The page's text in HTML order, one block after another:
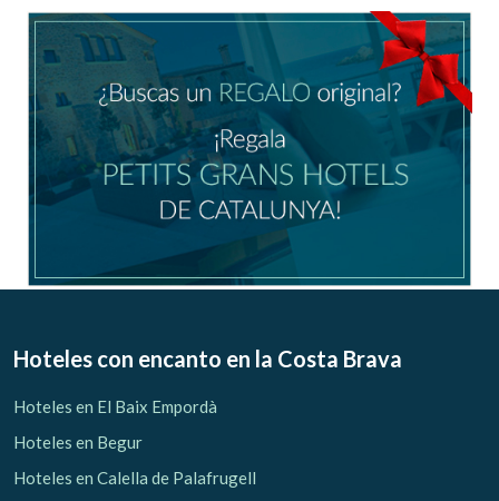
Ubicación/nombre del hotel
CA ES EN
Hoteles con encanto en la Costa Brava
Hoteles en El Baix Empordà
Hoteles en Begur
Hoteles en Calella de Palafrugell
Modificar cookies
Si continua navegando, supone la aceptación de la
de configurar su navegador pudiendo, si así lo desea,
deberá tener en cuenta que dicha acción podrá ocasionar